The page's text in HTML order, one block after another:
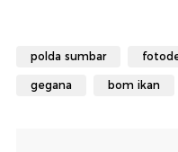
polda sumbar
gegana bom ikan